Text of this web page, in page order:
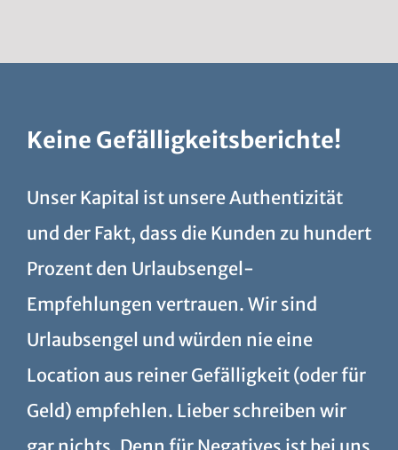
Keine Gefälligkeitsberichte!
Unser Kapital ist unsere Authentizität
und der Fakt, dass die Kunden zu hundert
Prozent den Urlaubsengel-
Empfehlungen vertrauen. Wir sind
Urlaubsengel und würden nie eine
Location aus reiner Gefälligkeit (oder für
Geld) empfehlen. Lieber schreiben wir